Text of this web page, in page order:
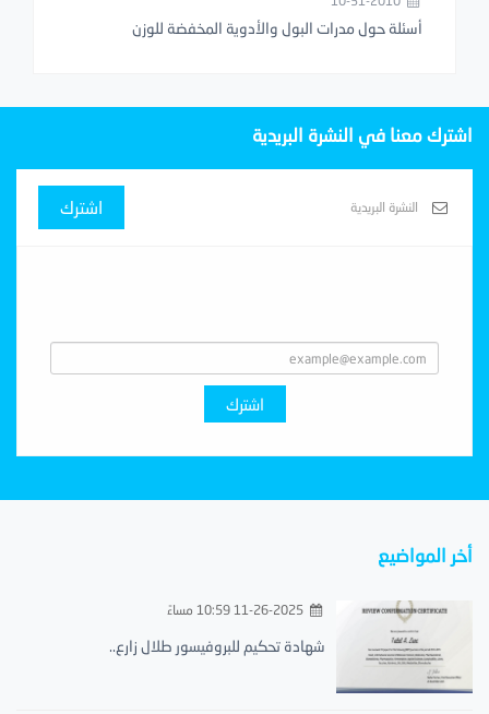
أسئلة حول مدرات البول والأدوية المخفضة للوزن
اشترك معنا في النشرة البريدية
اشترك
اشترك
أخر المواضيع
11-26-2025 10:59 مساءً
شهادة تحكيم للبروفيسور طلال زارع..